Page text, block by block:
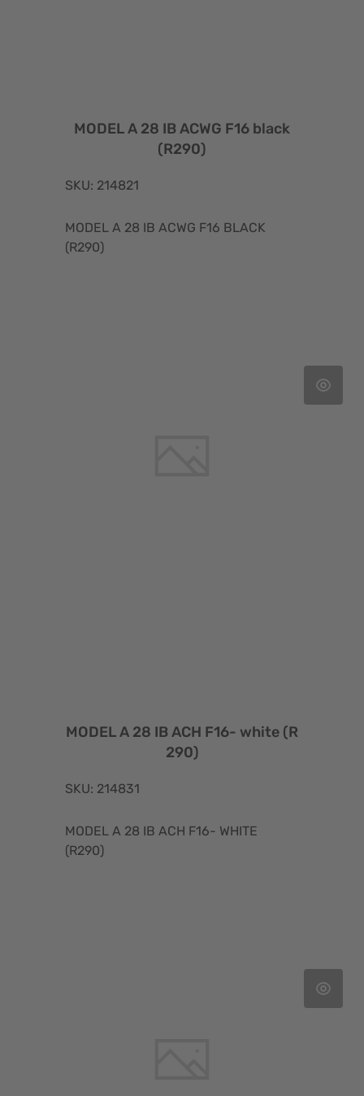
MODEL A 28 IB ACWG F16 black
(R290)
SKU: 214821
MODEL A 28 IB ACWG F16 BLACK
(R290)
MODEL A 28 IB ACH F16- white (R
290)
SKU: 214831
MODEL A 28 IB ACH F16- WHITE
(R290)